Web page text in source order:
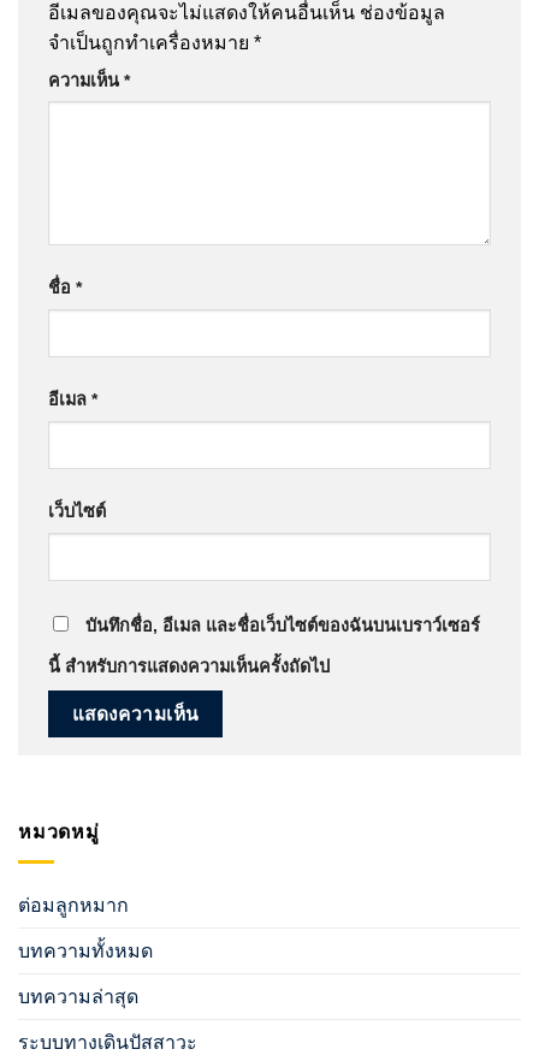
อีเมลของคุณจะไม่แสดงให้คนอื่นเห็น ช่องข้อมูล
จำเป็นถูกทำเครื่องหมาย *
ความเห็น *
ชื่อ *
อีเมล *
เว็บไซต์
บันทึกชื่อ, อีเมล และชื่อเว็บไซต์ของฉันบนเบราว์เซอร์
นี้ สำหรับการแสดงความเห็นครั้งถัดไป
หมวดหมู่
ต่อมลูกหมาก
บทความทั้งหมด
บทความล่าสุด
ระบบทางเดินปัสสาวะ